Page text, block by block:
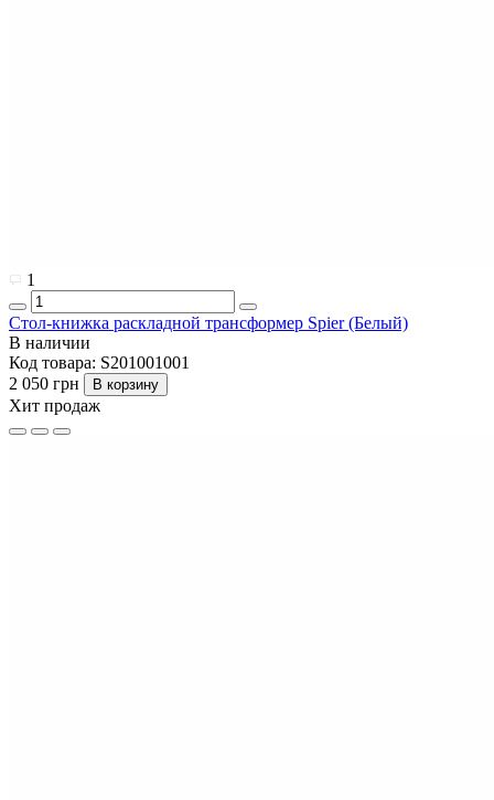
1
Стол-книжка раскладной трансформер Spier (Белый)
В наличии
Код товара: S201001001
2 050 грн
В корзину
Хит продаж